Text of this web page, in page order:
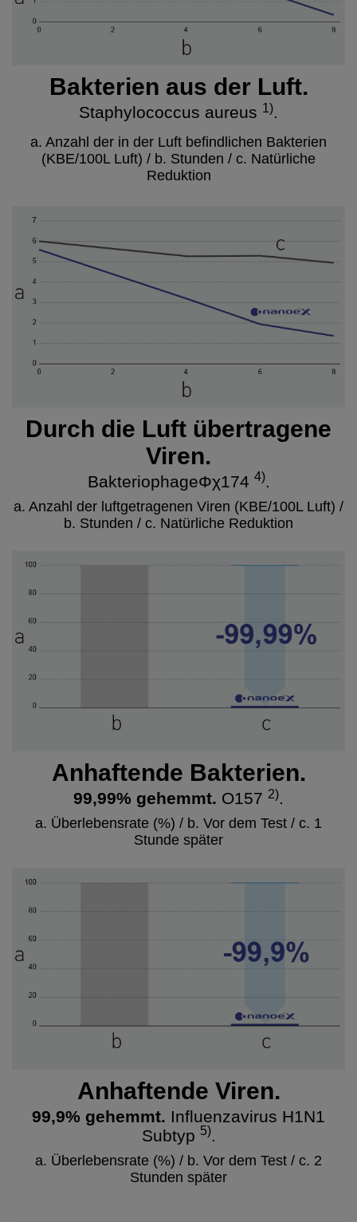
Bakterien aus der Luft.
Staphylococcus aureus 1).
a. Anzahl der in der Luft befindlichen Bakterien
(KBE/100L Luft) / b. Stunden / c. Natürliche
Reduktion
Durch die Luft übertragene
Viren.
BakteriophageΦχ174 4).
a. Anzahl der luftgetragenen Viren (KBE/100L Luft) /
b. Stunden / c. Natürliche Reduktion
Anhaftende Bakterien.
99,99% gehemmt. O157 2).
a. Überlebensrate (%) / b. Vor dem Test / c. 1
Stunde später
Anhaftende Viren.
99,9% gehemmt. Influenzavirus H1N1
Subtyp 5).
a. Überlebensrate (%) / b. Vor dem Test / c. 2
Stunden später